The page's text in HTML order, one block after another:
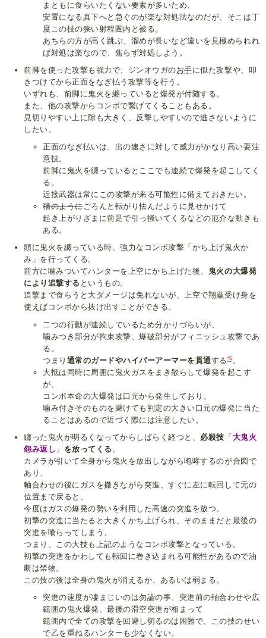
まともに食らいたくない要素が多いため、
安置になる真下へと急ぐのが楽な対処法なのだが、そこは丁
度この技の狭い射程圏内と被る。
あちらの方が高く跳ぶ、溜めが長いなど違いを見極められれ
ば対処は楽なので、焦らず対処しよう。
前脚を使った攻撃も強力で、ジンオウガのお手に似た攻撃や、叩
きつけてから正面をなぎ払う攻撃等を行う。
いずれも、前脚に鬼火を纏っていると爆発が付随する。
また、他の攻撃からコンボで繋げてくることもある。
見切りやすい上に隙も大きく、反撃しやすいので逃さないように
したい。
正面のなぎ払いは、出の速さに対して威力がかなり高い要注
意技。
前脚に鬼火を纏っているとここでも連続で爆発を起こしてく
る。
近接武器は常にこの攻撃が来る可能性に備えておきたい。
猫のようにごろんと転がり怯んだように見せかけて
起き上がりざまに前足で引っ掻いてくるなどの厄介な動きも
ある。
頭に鬼火を纏っている時、強力なコンボ攻撃「かち上げ鬼火か
み」を行ってくる。
前方に噛みついてハンターを上空にかち上げた後、 鬼火の大爆発
により追撃する というもの。
追撃まで食らうと大ダメージは免れないが、上空で翔蟲受け身を
使えばコンボから抜け出すことができる。
二つの行動が連続しているため分かりづらいが、
噛みつき部分が拘束攻撃、爆破部分がフィニッシュ攻撃であ
る。
つまり 通常のガードやハイパーアーマーを貫通する *5。
大抵は同時に周囲に鬼火ガスをまき散らして爆発を起こす
が、
コンボ本命の大爆発は口元から発生しており、
噛み付きそのものを避けても判定の大きい口元の爆発に当た
ることはあるので近づく際には注意したい。
纏った鬼火が明るくなってからしばらく経つと、 必殺技 「大鬼火
怨み返し 」 を放ってくる 。
カメラが引いて全身から鬼火を放出しながら咆哮するのが合図で
あり、
軸合わせの後にガスを撒きながら突進、すぐに左に転回して元の
位置まで戻ると、
今度はガスの爆発の勢いを利用した高速の突進を放つ。
初撃の突進に当たると大きくかち上げられ、そのままだと最後の
突進を喰らってしまう、
つまり、この大技も上記のようなコンボ攻撃となっている。
初撃の突進をかわしても転回に巻き込まれる可能性があるので油
断は禁物。
この技の後は全身の鬼火が消えるか、あるいは弱まる。
突進の速度が凄まじいのは勿論の事、突進前の軸合わせや広
範囲の鬼火爆発、最後の滑空突進が相まって
範囲内で全ての攻撃を回避し切るのは困難で、この技のせい
で乙を重ねるハンターも少なくない。